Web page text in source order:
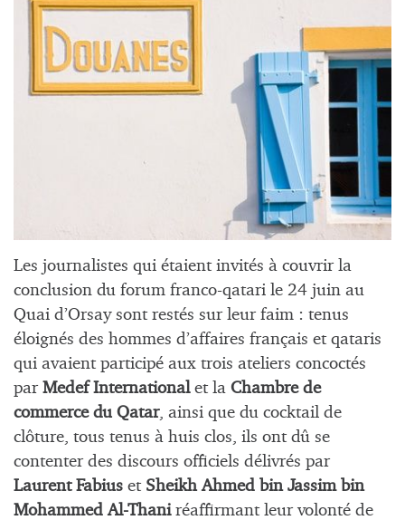
Les journalistes qui étaient invités à couvrir la
conclusion du forum franco-qatari le 24 juin au
Quai d’Orsay sont restés sur leur faim : tenus
éloignés des hommes d’affaires français et qataris
qui avaient participé aux trois ateliers concoctés
par Medef Internationalet la Chambre de
commerce du Qatar, ainsi que du cocktail de
clôture, tous tenus à huis clos, ils ont dû se
contenter des discours officiels délivrés par
Laurent Fabius et Sheikh Ahmed bin Jassim bin
Mohammed Al-Thaniréaffirmant leur volonté de